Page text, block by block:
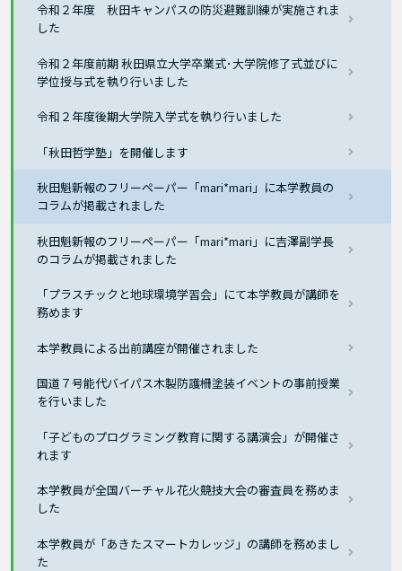
令和２年度 秋田キャンパスの防災避難訓練が実施されま
した
令和２年度前期 秋田県立大学卒業式･大学院修了式並びに
学位授与式を執り行いました
令和２年度後期大学院入学式を執り行いました
「秋田哲学塾」を開催します
秋田魁新報のフリーペーパー「mari*mari」に本学教員の
コラムが掲載されました
秋田魁新報のフリーペーパー「mari*mari」に吉澤副学長
のコラムが掲載されました
「プラスチックと地球環境学習会」にて本学教員が講師を
務めます
本学教員による出前講座が開催されました
国道７号能代バイパス木製防護柵塗装イベントの事前授業
を行いました
「子どものプログラミング教育に関する講演会」が開催さ
れます
本学教員が全国バーチャル花火競技大会の審査員を務めま
した
本学教員が「あきたスマートカレッジ」の講師を務めまし
た